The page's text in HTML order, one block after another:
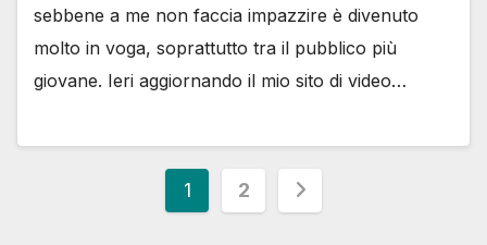
sebbene a me non faccia impazzire è divenuto
molto in voga, soprattutto tra il pubblico più
giovane. Ieri aggiornando il mio sito di video…
Paginazione
1 2